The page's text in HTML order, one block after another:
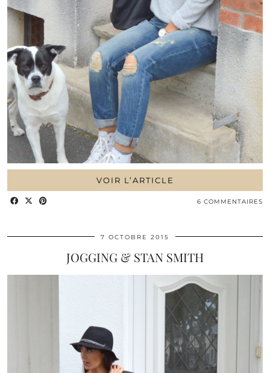
VOIR L’ARTICLE
6 COMMENTAIRES
7 OCTOBRE 2015
JOGGING & STAN SMITH